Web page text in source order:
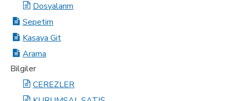
Dosyalarım
Sepetim
Kasaya Git
Arama
Bilgiler
CEREZLER